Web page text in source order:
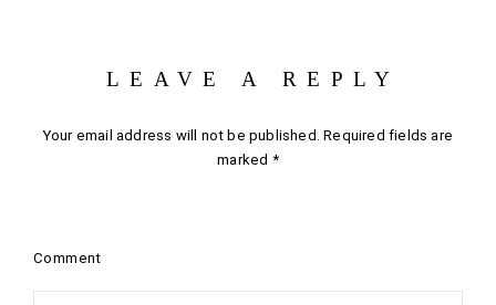
LEAVE A REPLY
Your email address will not be published. Required fields are
marked *
Comment